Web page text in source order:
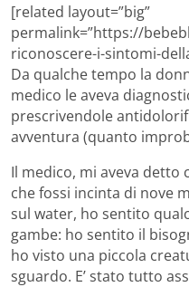
[related layout=”big”
permalink=”https://
riconoscere-i-sintomi-
Da qualche tempo la
medico le aveva
prescrivendole
avventura (quanto
Il medico, mi aveva detto
che fossi incinta di nove
sul water, ho sentito
gambe: ho sentito il
ho visto una piccola
sguardo. E’ stato tutto